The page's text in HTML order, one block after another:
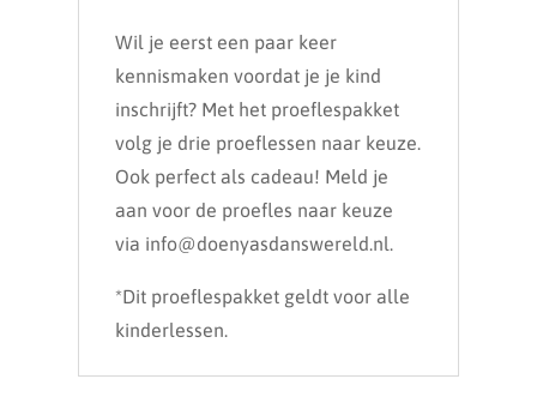
Wil je eerst een paar keer
kennismaken voordat je je kind
inschrijft? Met het proeflespakket
volg je drie proeflessen naar keuze.
Ook perfect als cadeau! Meld je
aan voor de proefles naar keuze
via info@doenyasdanswereld.nl.
*Dit proeflespakket geldt voor alle
kinderlessen.